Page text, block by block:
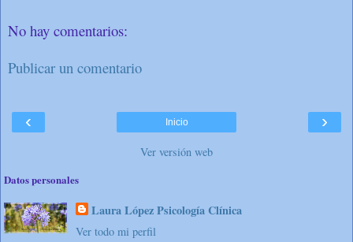
No hay comentarios:
Publicar un comentario
‹ ›
Inicio
Ver versión web
Datos personales
Laura López Psicología Clínica
Ver todo mi perfil